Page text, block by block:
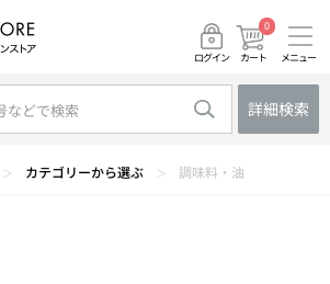
ログイン カート
0
メニュー
詳細検索
＞ カテゴリーから選ぶ ＞ 調味料・油